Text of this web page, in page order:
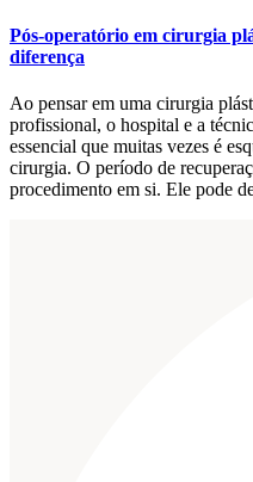
Pós-operatório em cirurgia
diferença
Ao pensar em uma cirurgia
profissional, o hospital e a
essencial que muitas vezes é
cirurgia. O período de
procedimento em si. Ele pode